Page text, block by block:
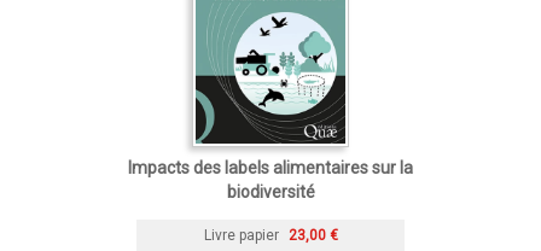
Impacts des labels alimentaires sur la
biodiversité
Livre papier 23,00 €